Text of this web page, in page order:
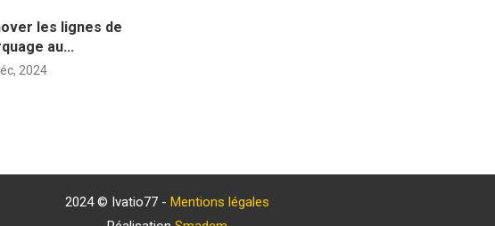
les lignes de
au...
2024
2024 © Ivatio77 - Mentions légales